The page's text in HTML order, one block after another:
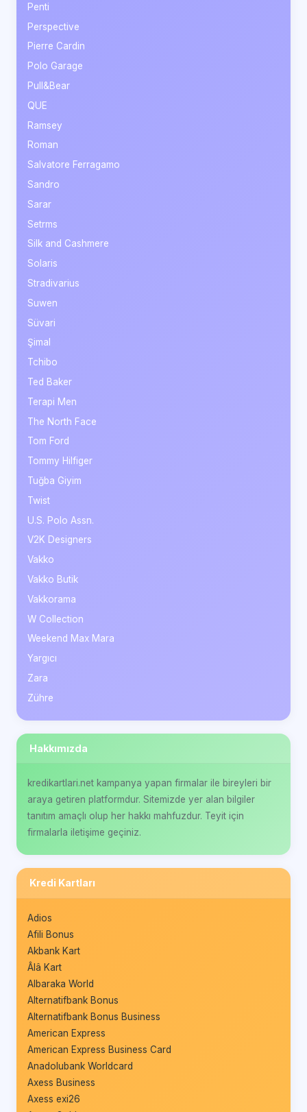
Penti
Perspective
Pierre Cardin
Polo Garage
Pull&Bear
QUE
Ramsey
Roman
Salvatore Ferragamo
Sandro
Sarar
Setrms
Silk and Cashmere
Solaris
Stradivarius
Suwen
Süvari
Şimal
Tchibo
Ted Baker
Terapi Men
The North Face
Tom Ford
Tommy Hilfiger
Tuğba Giyim
Twist
U.S. Polo Assn.
V2K Designers
Vakko
Vakko Butik
Vakkorama
W Collection
Weekend Max Mara
Yargıcı
Zara
Zühre
Hakkımızda
kredikartlari.net kampanya yapan firmalar ile bireyleri bir
araya getiren platformdur. Sitemizde yer alan bilgiler
tanıtım amaçlı olup her hakkı mahfuzdur. Teyit için
firmalarla iletişime geçiniz.
Kredi Kartları
Adios
Afili Bonus
Akbank Kart
Âlâ Kart
Albaraka World
Alternatifbank Bonus
Alternatifbank Bonus Business
American Express
American Express Business Card
Anadolubank Worldcard
Axess Business
Axess exi26